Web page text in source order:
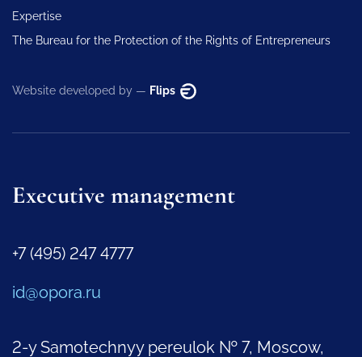
Expertise
The Bureau for the Protection of the Rights of Entrepreneurs
Website developed by — Flips
Executive management
+7 (495) 247 4777
id@opora.ru
2-y Samotechnyy pereulok № 7, Moscow,